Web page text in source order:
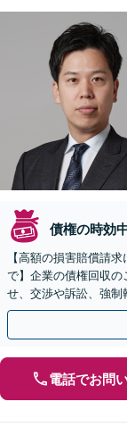
債権の時効
【高額の損害賠償請
で】企業の債権回収
せ、交渉や訴訟、強制
ます。顧問契約にて
電話でお問